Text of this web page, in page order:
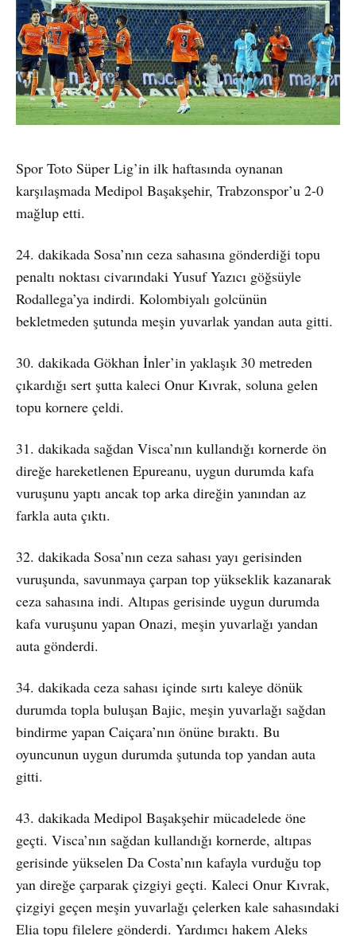
Spor Toto Süper Lig’in ilk haftasında oynanan
karşılaşmada Medipol Başakşehir, Trabzonspor’u 2-0
mağlup etti.
24. dakikada Sosa’nın ceza sahasına gönderdiği topu
penaltı noktası civarındaki Yusuf Yazıcı göğsüyle
Rodallega’ya indirdi. Kolombiyalı golcünün
bekletmeden şutunda meşin yuvarlak yandan auta gitti.
30. dakikada Gökhan İnler’in yaklaşık 30 metreden
çıkardığı sert şutta kaleci Onur Kıvrak, soluna gelen
topu kornere çeldi.
31. dakikada sağdan Visca’nın kullandığı kornerde ön
direğe hareketlenen Epureanu, uygun durumda kafa
vuruşunu yaptı ancak top arka direğin yanından az
farkla auta çıktı.
32. dakikada Sosa’nın ceza sahası yayı gerisinden
vuruşunda, savunmaya çarpan top yükseklik kazanarak
ceza sahasına indi. Altıpas gerisinde uygun durumda
kafa vuruşunu yapan Onazi, meşin yuvarlağı yandan
auta gönderdi.
34. dakikada ceza sahası içinde sırtı kaleye dönük
durumda topla buluşan Bajic, meşin yuvarlağı sağdan
bindirme yapan Caiçara’nın önüne bıraktı. Bu
oyuncunun uygun durumda şutunda top yandan auta
gitti.
43. dakikada Medipol Başakşehir mücadelede öne
geçti. Visca’nın sağdan kullandığı kornerde, altıpas
gerisinde yükselen Da Costa’nın kafayla vurduğu top
yan direğe çarparak çizgiyi geçti. Kaleci Onur Kıvrak,
çizgiyi geçen meşin yuvarlağı çelerken kale sahasındaki
Elia topu filelere gönderdi. Yardımcı hakem Aleks